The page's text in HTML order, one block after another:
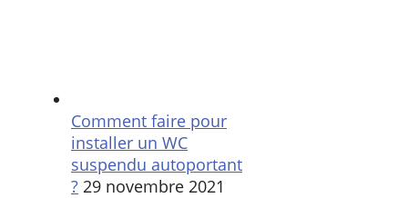
Comment faire pour
installer un WC
suspendu autoportant
? 29 novembre 2021